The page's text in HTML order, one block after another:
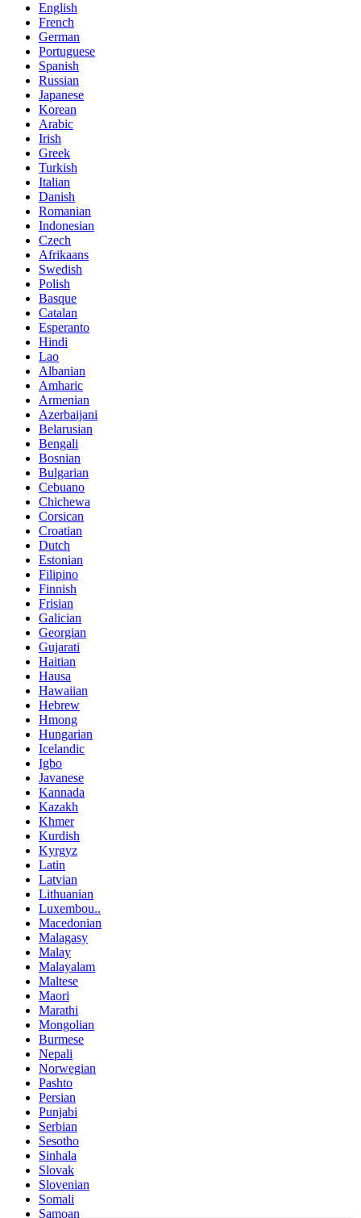
English
French
German
Portuguese
Spanish
Russian
Japanese
Korean
Arabic
Irish
Greek
Turkish
Italian
Danish
Romanian
Indonesian
Czech
Afrikaans
Swedish
Polish
Basque
Catalan
Esperanto
Hindi
Lao
Albanian
Amharic
Armenian
Azerbaijani
Belarusian
Bengali
Bosnian
Bulgarian
Cebuano
Chichewa
Corsican
Croatian
Dutch
Estonian
Filipino
Finnish
Frisian
Galician
Georgian
Gujarati
Haitian
Hausa
Hawaiian
Hebrew
Hmong
Hungarian
Icelandic
Igbo
Javanese
Kannada
Kazakh
Khmer
Kurdish
Kyrgyz
Latin
Latvian
Lithuanian
Luxembou..
Macedonian
Malagasy
Malay
Malayalam
Maltese
Maori
Marathi
Mongolian
Burmese
Nepali
Norwegian
Pashto
Persian
Punjabi
Serbian
Sesotho
Sinhala
Slovak
Slovenian
Somali
Samoan